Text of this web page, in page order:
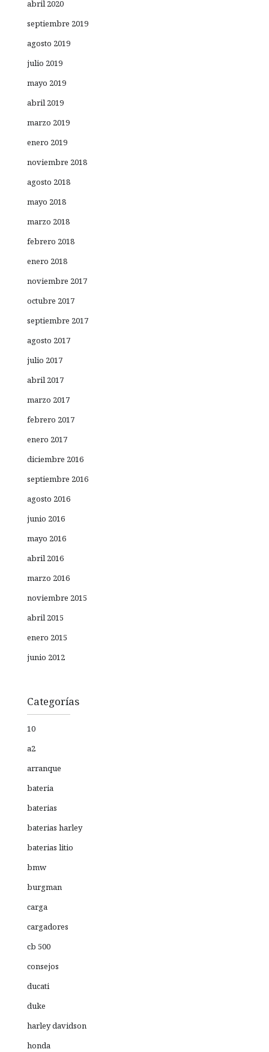
abril 2020
septiembre 2019
agosto 2019
julio 2019
mayo 2019
abril 2019
marzo 2019
enero 2019
noviembre 2018
agosto 2018
mayo 2018
marzo 2018
febrero 2018
enero 2018
noviembre 2017
octubre 2017
septiembre 2017
agosto 2017
julio 2017
abril 2017
marzo 2017
febrero 2017
enero 2017
diciembre 2016
septiembre 2016
agosto 2016
junio 2016
mayo 2016
abril 2016
marzo 2016
noviembre 2015
abril 2015
enero 2015
junio 2012
Categorías
10
a2
arranque
bateria
baterias
baterias harley
baterias litio
bmw
burgman
carga
cargadores
cb 500
consejos
ducati
duke
harley davidson
honda